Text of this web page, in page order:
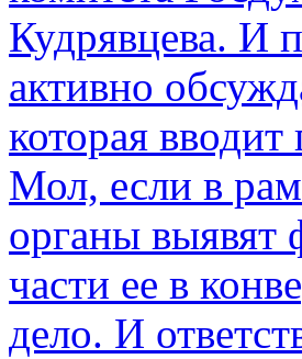
Кудрявцева. И
активно
которая
Мол, если в
органы выявят
части ее в
дело. И